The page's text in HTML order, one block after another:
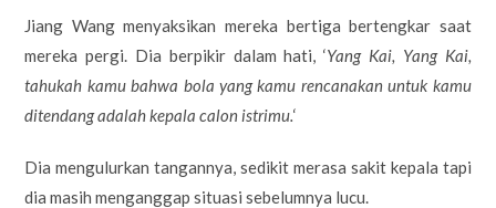
Jiang Wang menyaksikan mereka bertiga bertengkar saat
mereka pergi. Dia berpikir dalam hati, ‘Yang Kai, Yang Kai,
tahukah kamu bahwa bola yang kamu rencanakan untuk kamu
ditendang adalah kepala calon istrimu.‘
Dia mengulurkan tangannya, sedikit merasa sakit kepala tapi
dia masih menganggap situasi sebelumnya lucu.